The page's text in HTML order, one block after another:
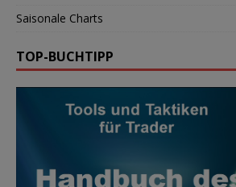
Saisonale Charts
TOP-BUCHTIPP